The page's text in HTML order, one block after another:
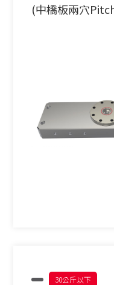
(中橋板兩穴
30公斤以下